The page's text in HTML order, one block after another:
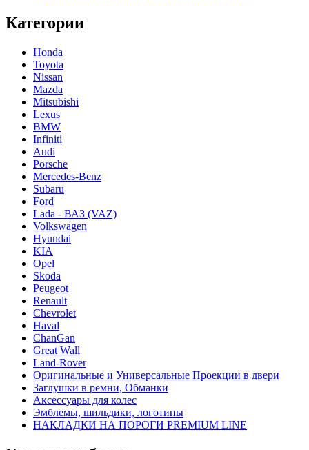
Категории
Honda
Toyota
Nissan
Mazda
Mitsubishi
Lexus
BMW
Infiniti
Audi
Porsche
Mercedes-Benz
Subaru
Ford
Lada - ВАЗ (VAZ)
Volkswagen
Hyundai
KIA
Opel
Skoda
Peugeot
Renault
Chevrolet
Haval
ChanGan
Great Wall
Land-Rover
Оригинальные и Универсальные Проекции в двери
Заглушки в ремни, Обманки
Аксессуары для колес
Эмблемы, шильдики, логотипы
НАКЛАДКИ НА ПОРОГИ PREMIUM LINE